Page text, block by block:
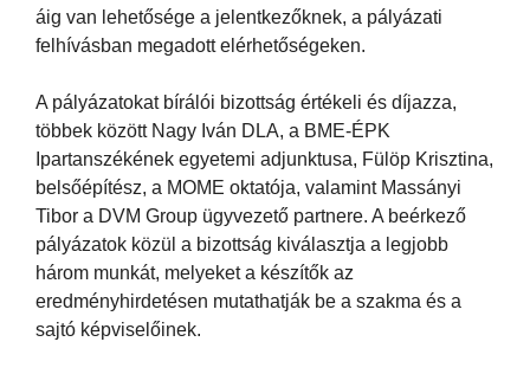
áig van lehetősége a jelentkezőknek, a pályázati
felhívásban megadott elérhetőségeken.
A pályázatokat bírálói bizottság értékeli és díjazza,
többek között Nagy Iván DLA, a BME-ÉPK
Ipartanszékének egyetemi adjunktusa, Fülöp Krisztina,
belsőépítész, a MOME oktatója, valamint Massányi
Tibor a DVM Group ügyvezető partnere. A beérkező
pályázatok közül a bizottság kiválasztja a legjobb
három munkát, melyeket a készítők az
eredményhirdetésen mutathatják be a szakma és a
sajtó képviselőinek.